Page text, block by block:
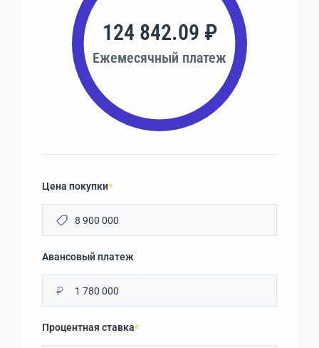
124 842.09 ₽
Ежемесячный платеж
Цена покупки*
Авансовый платеж
₽
Процентная ставка*